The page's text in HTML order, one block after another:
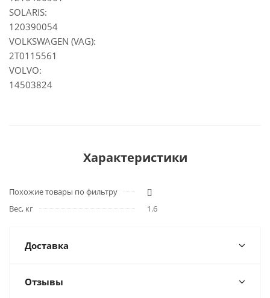
SOLARIS:
120390054
VOLKSWAGEN (VAG):
2T0115561
VOLVO:
14503824
Характеристики
Похожие товары по фильтру
[]
Вес, кг
1.6
Доставка
Отзывы